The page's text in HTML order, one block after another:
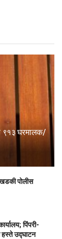
९१३ घरमालक/
खडकी पोलीस
पिंपरी-
हस्ते उद्घाटन